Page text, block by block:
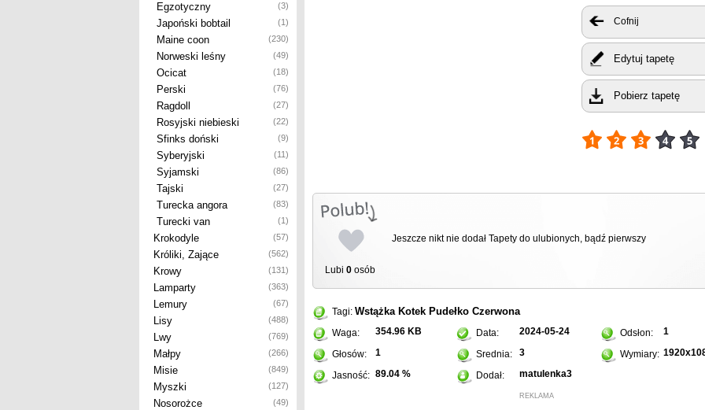
Egzotyczny (3)
Japoński bobtail (1)
Maine coon (230)
Norweski leśny (49)
Ocicat (18)
Perski (76)
Ragdoll (27)
Rosyjski niebieski (22)
Sfinks doński (9)
Syberyjski (11)
Syjamski (86)
Tajski (27)
Turecka angora (83)
Turecki van (1)
Krokodyle (57)
Króliki, Zające (562)
Krowy (131)
Lamparty (363)
Lemury (67)
Lisy (488)
Lwy (769)
Małpy (266)
Misie (849)
Myszki (127)
Nosorożce (49)
Cofnij
Edytuj tapetę
Pobierz tapetę
Lubi 0 osób
Jeszcze nikt nie dodał Tapety do ulubionych, bądź pierwszy
Tagi: Wstążka Kotek Pudełko Czerwona
Waga: 354.96 KB Data: 2024-05-24 Odsłon: 1
Głosów: 1 Srednia: 3 Wymiary:
Jasność: 89.04 % Dodał: matulenka3
REKLAMA